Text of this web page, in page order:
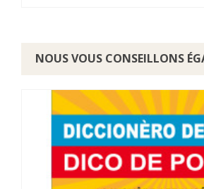
NOUS VOUS CONSEILLONS